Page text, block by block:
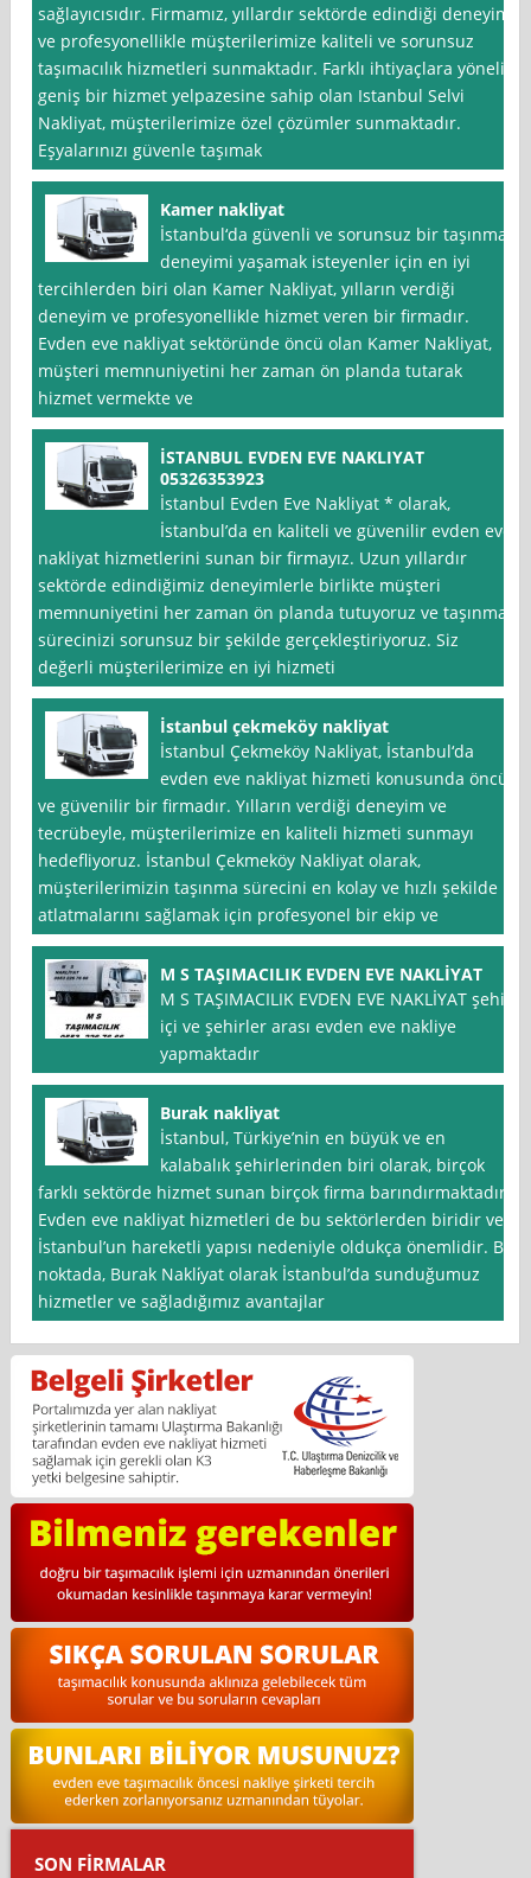
sağlayıcısıdır. Firmamız, yıllardır sektörde edindiği deneyim
ve profesyonellikle müşterilerimize kaliteli ve sorunsuz
taşımacılık hizmetleri sunmaktadır. Farklı ihtiyaçlara yönelik
geniş bir hizmet yelpazesine sahip olan Istanbul Selvi
Nakliyat, müşterilerimize özel çözümler sunmaktadır.
Eşyalarınızı güvenle taşımak
Kamer nakliyat
İstanbul‘da güvenli ve sorunsuz bir taşınma
deneyimi yaşamak isteyenler için en iyi
tercihlerden biri olan Kamer Nakliyat, yılların verdiği
deneyim ve profesyonellikle hizmet veren bir firmadır.
Evden eve nakliyat sektöründe öncü olan Kamer Nakliyat,
müşteri memnuniyetini her zaman ön planda tutarak
hizmet vermekte ve
İSTANBUL EVDEN EVE NAKLIYAT
05326353923
İstanbul Evden Eve Nakliyat * olarak,
İstanbul’da en kaliteli ve güvenilir evden eve
nakliyat hizmetlerini sunan bir firmayız. Uzun yıllardır
sektörde edindiğimiz deneyimlerle birlikte müşteri
memnuniyetini her zaman ön planda tutuyoruz ve taşınma
sürecinizi sorunsuz bir şekilde gerçekleştiriyoruz. Siz
değerli müşterilerimize en iyi hizmeti
İstanbul çekmeköy nakliyat
İstanbul Çekmeköy Nakliyat, İstanbul‘da
evden eve nakliyat hizmeti konusunda öncü
ve güvenilir bir firmadır. Yılların verdiği deneyim ve
tecrübeyle, müşterilerimize en kaliteli hizmeti sunmayı
hedefliyoruz. İstanbul Çekmeköy Nakliyat olarak,
müşterilerimizin taşınma sürecini en kolay ve hızlı şekilde
atlatmalarını sağlamak için profesyonel bir ekip ve
M S TAŞIMACILIK EVDEN EVE NAKLİYAT
M S TAŞIMACILIK EVDEN EVE NAKLİYAT şehir
içi ve şehirler arası evden eve nakliye
yapmaktadır
Burak nakliyat
İstanbul, Türkiye’nin en büyük ve en
kalabalık şehirlerinden biri olarak, birçok
farklı sektörde hizmet sunan birçok firma barındırmaktadır.
Evden eve nakliyat hizmetleri de bu sektörlerden biridir ve
İstanbul’un hareketli yapısı nedeniyle oldukça önemlidir. Bu
noktada, Burak Nakli̇yat olarak İstanbul’da sunduğumuz
hizmetler ve sağladığımız avantajlar
SON FİRMALAR